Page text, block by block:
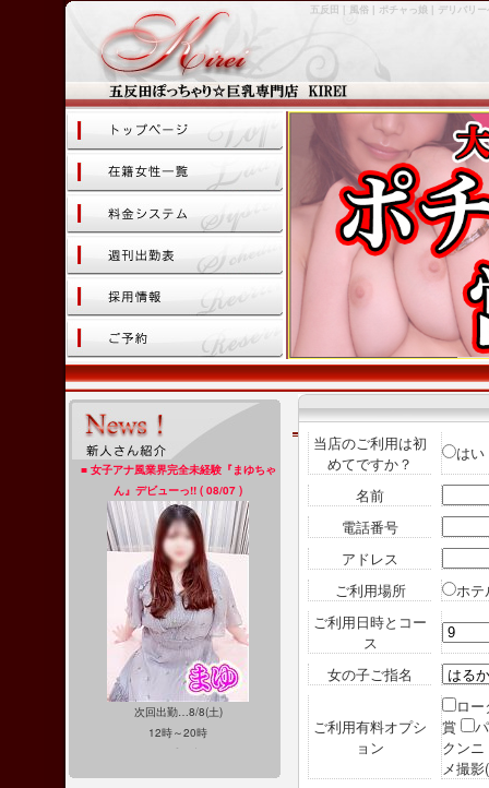
五反田 | 風俗 | ポチャっ娘 | デリバリ
当店のご利用は初
めてですか？
はい
名前
電話番号
アドレス
ご利用場所
ホ
ご利用日時とコー
ス
女の子ご指名
ご利用有料オプシ
ョン
ロ
賞
クンニ
メ撮